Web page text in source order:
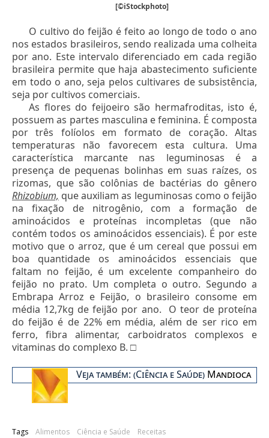
[©iStockphoto]
O cultivo do feijão é feito ao longo de todo o ano
nos estados brasileiros, sendo realizada uma colheita
por ano. Este intervalo diferenciado em cada região
brasileira permite que haja abastecimento suficiente
em todo o ano, seja pelos cultivares de subsistência,
seja por cultivos comerciais.
As flores do feijoeiro são hermafroditas, isto é,
possuem as partes masculina e feminina. É composta
por três folíolos em formato de coração. Altas
temperaturas não favorecem esta cultura. Uma
característica marcante nas leguminosas é a
presença de pequenas bolinhas em suas raízes, os
rizomas, que são colônias de bactérias do gênero
Rhizobium, que auxiliam as leguminosas como o feijão
na fixação de nitrogênio, com a formação de
aminoácidos e proteínas incompletas (que não
contém todos os aminoácidos essenciais). É por este
motivo que o arroz, que é um cereal que possui em
boa quantidade os aminoácidos essenciais que
faltam no feijão, é um excelente companheiro do
feijão no prato. Um completa o outro. Segundo a
Embrapa Arroz e Feijão, o brasileiro consome em
média 12,7kg de feijão por ano.
O teor de proteína
do feijão é de 22% em média, além de ser rico em
ferro, fibra alimentar, carboidratos complexos e
vitaminas do complexo B. □
Veja também: (Ciência e Saúde) Mandioca
Tags Alimentos Ciência e Saúde Receitas